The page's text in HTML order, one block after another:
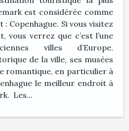
est considérée comme
: Copenhague. Si vous visitez
vous verrez que c’est l’une
villes d’Europe.
de la ville, ses musées
romantique, en particulier à
le meilleur endroit à
Les...